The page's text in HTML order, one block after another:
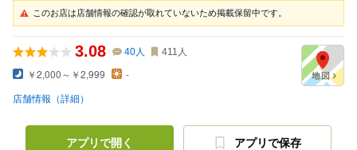
このお店は店舗情報の確認が取れていないため掲載保留中です。
3.08 40人 411 人
￥2,000～￥2,999 -
店舗情報（詳細）
アプリで開く アプリで保存